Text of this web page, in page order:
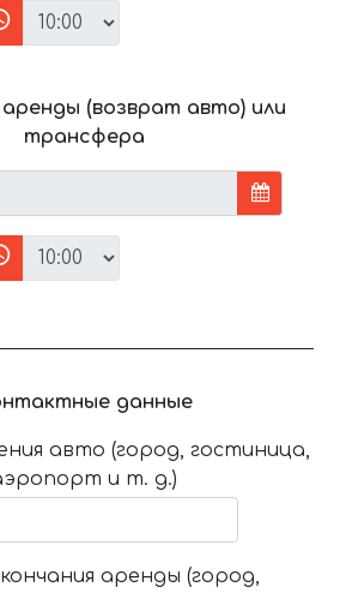
(возврат авто) или
трансфера
данные
авто (город, гостиница,
и т. д.)
аренды (город,